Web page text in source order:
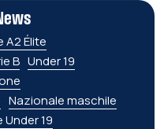
A2 Élite
B Under 19
Nazionale maschile
19